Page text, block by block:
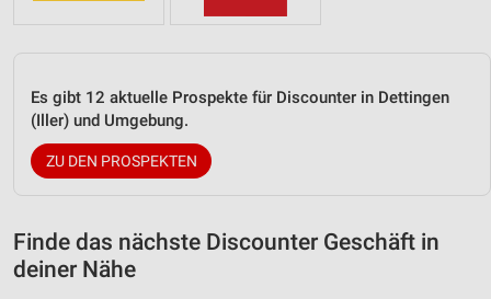
Es gibt 12 aktuelle Prospekte für Discounter in Dettingen
(Iller) und Umgebung.
ZU DEN PROSPEKTEN
Finde das nächste Discounter Geschäft in
deiner Nähe